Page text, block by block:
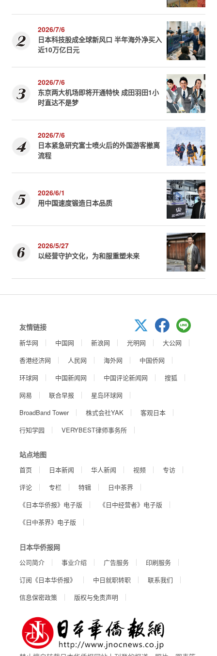
2026/7/6
日本科技股成全球新风口 半年海外净买入
近10万亿日元
2026/7/6
东京两大机场即将开通特快 成田羽田1小
时直达不是梦
2026/7/6
日本紧急研究富士喷火后的外国游客撤离
流程
2026/6/1
用中国速度锻造日本品质
2026/5/27
以经营守护文化，为和服重塑未来
友情链接
新华网 中国网 新浪网 光明网
大公网
香港经济网
人民网 海外网
中国侨网
环球网
中国新闻网 中国评论新闻网
搜狐
网易
联合早报
星岛环球网
BroadBand Tower
株式会社YAK
客观日本
行知学园
VERYBEST律师事务所
站点地图
首页 日本新闻 华人新闻 视频
专访
评论
专栏 特辑
日中茶界
《日本华侨报》电子版
《日中经营者》电子版
《日中茶界》电子版
日本华侨报网
公司简介 事业介绍 广告服务
印刷服务
订阅《日本华侨报》
中日就职转职
联系我们
信息保密政策
版权与免责声明